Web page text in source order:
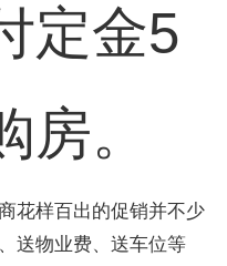
定金5
。
花样百出的促销并不少
送物业费、送车位等